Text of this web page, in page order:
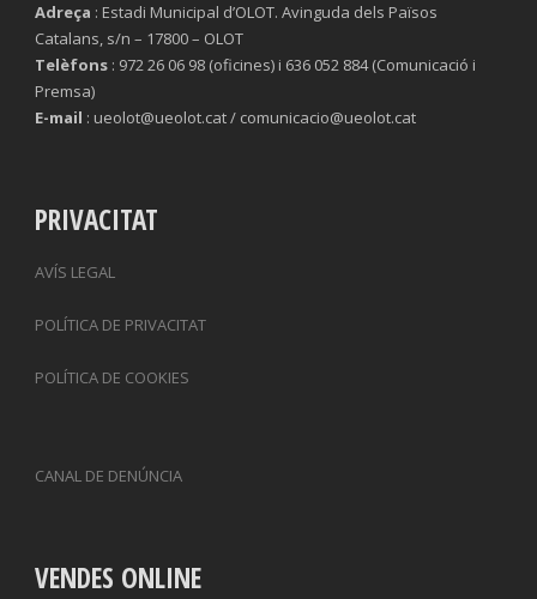
Adreça : Estadi Municipal d’OLOT. Avinguda dels Països
Catalans, s/n – 17800 – OLOT
Telèfons : 972 26 06 98 (oficines) i 636 052 884 (Comunicació i
Premsa)
E-mail : ueolot@ueolot.cat / comunicacio@ueolot.cat
PRIVACITAT
AVÍS LEGAL
POLÍTICA DE PRIVACITAT
POLÍTICA DE COOKIES
CANAL DE DENÚNCIA
VENDES ONLINE